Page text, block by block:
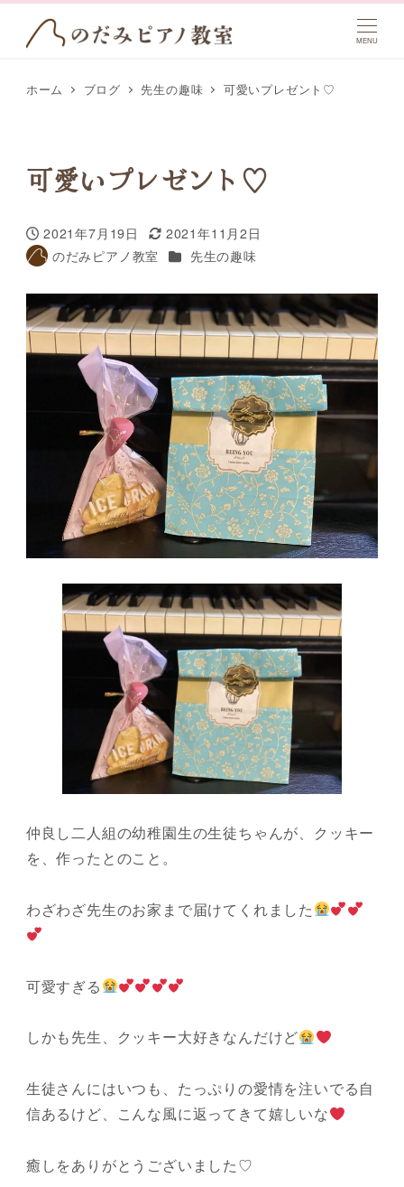
MENU
ホーム ブログ 先生の趣味 可愛いプレゼント♡
可愛いプレゼント♡
投稿日
2021年7月19日
更新日
2021年11月2日
著
のだみピアノ教室 カテゴリー
先生の趣味
仲良し二人組の幼稚園生の生徒ちゃんが、クッキー
を、作ったとのこと。
わざわざ先生のお家まで届けてくれました
可愛すぎる
しかも先生、クッキー大好きなんだけど
生徒さんにはいつも、たっぷりの愛情を注いでる自
信あるけど、こんな風に返ってきて嬉しいな
癒しをありがとうございました♡